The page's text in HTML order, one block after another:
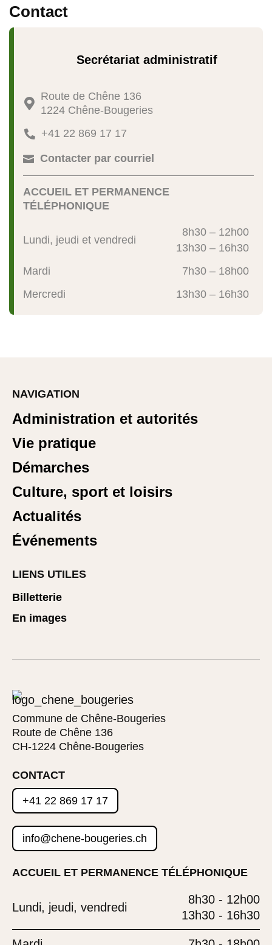
Contact
Secrétariat administratif

Route de Chêne 136
1224 Chêne-Bougeries
 +41 22 869 17 17
 Contacter par courriel
ACCUEIL ET PERMANENCE
TÉLÉPHONIQUE
Lundi, jeudi et vendredi
8h30 – 12h00
13h30 – 16h30
Mardi
7h30 – 18h00
Mercredi
13h30 – 16h30
NAVIGATION
Administration et autorités
Vie pratique
Démarches
Culture, sport et loisirs
Actualités
Événements
LIENS UTILES
Billetterie
En images
Commune de Chêne-Bougeries
Route de Chêne 136
CH-1224 Chêne-Bougeries
CONTACT
+41 22 869 17 17
info@chene-bougeries.ch
ACCUEIL ET PERMANENCE TÉLÉPHONIQUE
Lundi, jeudi, vendredi
8h30 - 12h00
13h30 - 16h30